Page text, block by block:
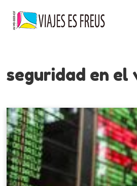
seguridad en el